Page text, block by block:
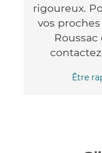
rigoureux.
vos
Être